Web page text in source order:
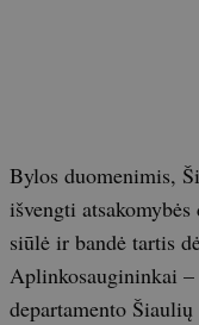
Bylos duomenimis,
išvengti
siūlė ir bandė tartis
Aplinkosaugininkai –
departamento